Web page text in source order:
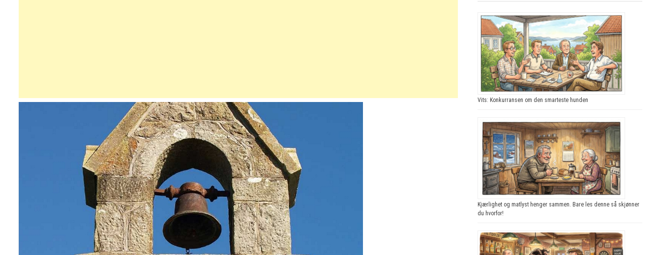
Vits: Konkurransen om den smarteste hunden
Kjærlighet og matlyst henger sammen. Bare les denne så skjønner
du hvorfor!